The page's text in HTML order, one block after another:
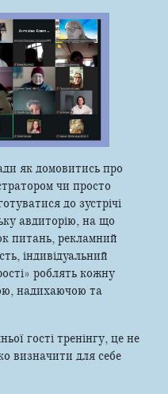
як домовитись про
чи просто
до зустрічі
авдиторію, на що
питань, рекламний
індивідуальний
роблять кожну
надихаючою та
гості тренінгу, це не
визначити для себе